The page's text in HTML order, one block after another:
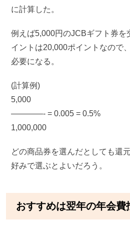
に計算した。
例えば5,000円のJCBギフト券を
イントは20,000ポイントなので
必要になる。
(計算例)
5,000
————- = 0.005 = 0.5%
1,000,000
どの商品券を選んだとしても還
好みで選ぶとよいだろう。
おすすめは翌年の年会費